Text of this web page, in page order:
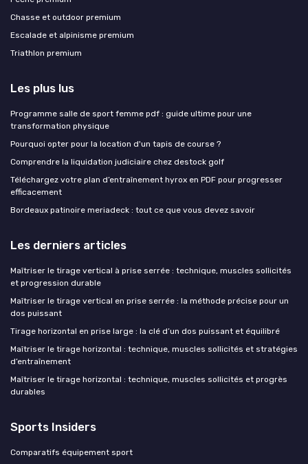
Chasse et outdoor premium
Escalade et alpinisme premium
Triathlon premium
Les plus lus
Programme salle de sport femme pdf : guide ultime pour une
transformation physique
Pourquoi opter pour la location d'un tapis de course ?
Comprendre la liquidation judiciaire chez destock golf
Téléchargez votre plan d’entraînement hyrox en PDF pour progresser
efficacement
Bordeaux patinoire meriadeck : tout ce que vous devez savoir
Les derniers articles
Maîtriser le tirage vertical à prise serrée : technique, muscles sollicités
et progression durable
Maîtriser le tirage vertical en prise serrée : la méthode précise pour un
dos puissant
Tirage horizontal en prise large : la clé d’un dos puissant et équilibré
Maîtriser le tirage horizontal : technique, muscles sollicités et stratégies
d’entraînement
Maîtriser le tirage horizontal : technique, muscles sollicités et progrès
durables
Sports Insiders
Comparatifs équipement sport